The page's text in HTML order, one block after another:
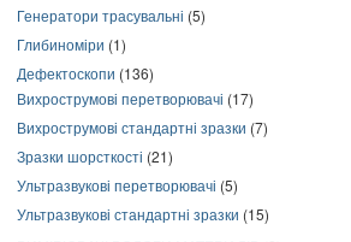
Генератори трасувальні (5)
Глибиноміри (1)
Дефектоскопи (136)
Вихрострумові перетворювачі (17)
Вихрострумові стандартні зразки (7)
Зразки шорсткості (21)
Ультразвукові перетворювачі (5)
Ультразвукові стандартні зразки (15)